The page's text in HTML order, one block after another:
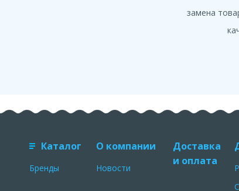
замена
Каталог
Бренды
О компании
Новости
Доставка
и оплата